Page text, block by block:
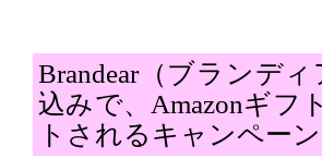
Brandear（ブランデ
込みで、Amazonギフ
トされるキャンペーン